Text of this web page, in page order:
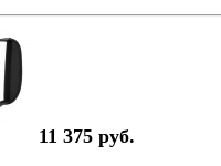
11 375 руб.